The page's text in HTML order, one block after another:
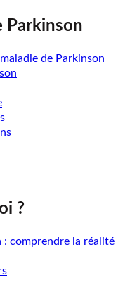
Parkinson
de Parkinson
submenu
?
: comprendre la réalité